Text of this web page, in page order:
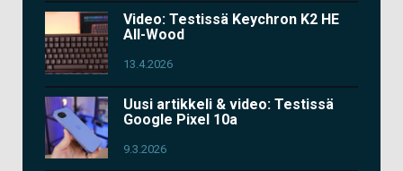
Video: Testissä Keychron K2 HE
All-Wood
13.4.2026
Uusi artikkeli & video: Testissä
Google Pixel 10a
9.3.2026